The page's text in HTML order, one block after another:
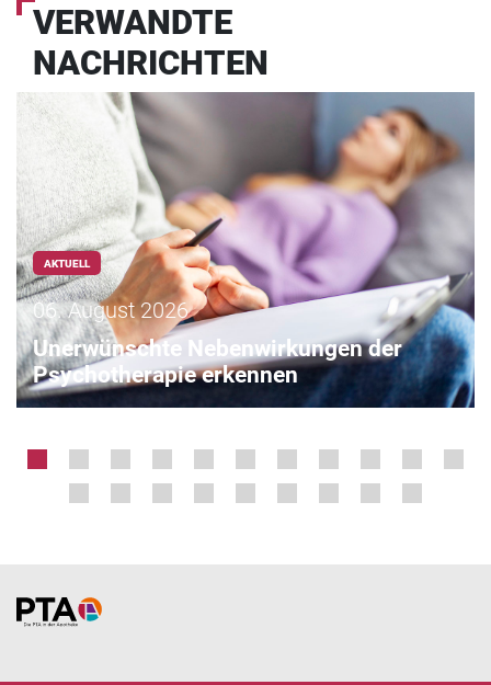
VERWANDTE
NACHRICHTEN
AKTUELL
06. August 2026
Unerwünschte Nebenwirkungen der
Psychotherapie erkennen
Home